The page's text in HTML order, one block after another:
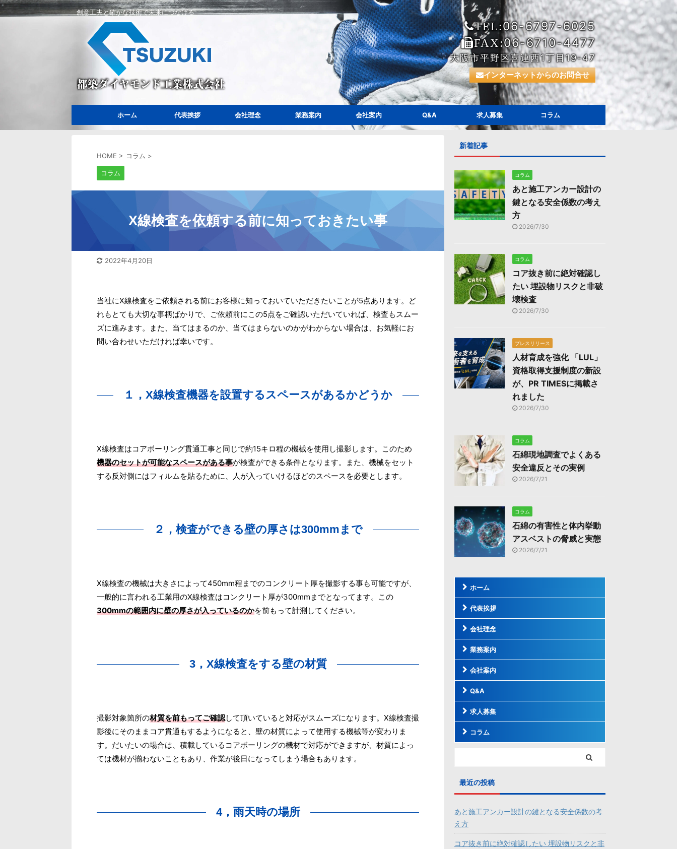
創意工夫と確かな技術で未来につなげる
TEL:06-6797-6025
FAX:06-6710-4477
大阪市平野区喜連西1丁目19-47
インターネットからのお問合せ
ホーム 代表挨拶 会社理念 業務案内 会社案内 Q&A 求人募集 コラム
HOME > コラム >
コラム
X線検査を依頼する前に知っておきたい事
2022年4月20日
当社にX線検査をご依頼される前にお客様に知っておいていただきたいことが5点あります。ど
れもとても大切な事柄ばかりで、ご依頼前にこの5点をご確認いただいていれば、検査もスムー
ズに進みます。また、当てはまるのか、当てはまらないのかがわからない場合は、お気軽にお
問い合わせいただければ幸いです。
１，X線検査機器を設置するスペースがあるかどうか
X線検査はコアボーリング貫通工事と同じで約15キロ程の機械を使用し撮影します。このため
機器のセットが可能なスペースがある事が検査ができる条件となります。また、機械をセット
する反対側にはフィルムを貼るために、人が入っていけるほどのスペースを必要とします。
２，検査ができる壁の厚さは300mmまで
X線検査の機械は大きさによって450mm程までのコンクリート厚を撮影する事も可能ですが、
一般的に言われる工業用のX線検査はコンクリート厚が300mmまでとなってます。この
300mmの範囲内に壁の厚さが入っているのかを前もって計測してください。
3，X線検査をする壁の材質
撮影対象箇所の材質を前もってご確認して頂いていると対応がスムーズになります。X線検査撮
影後にそのままコア貫通もするようになると、壁の材質によって使用する機械等が変わりま
す。だいたいの場合は、積載しているコアボーリングの機材で対応ができますが、材質によっ
ては機材が揃わないこともあり、作業が後日になってしまう場合もあります。
4，雨天時の場所
新着記事
コラム
あと施工アンカー設計の
鍵となる安全係数の考え
方
2026/7/30
コラム
コア抜き前に絶対確認し
たい 埋設物リスクと非破
壊検査
2026/7/30
プレスリリース
人材育成を強化 「LUL」
資格取得支援制度の新設
が、PR TIMESに掲載さ
れました
2026/7/30
コラム
石綿現地調査でよくある
安全違反とその実例
2026/7/21
コラム
石綿の有害性と体内挙動
アスベストの脅威と実態
2026/7/21
ホーム
代表挨拶
会社理念
業務案内
会社案内
Q&A
求人募集
コラム
最近の投稿
あと施工アンカー設計の鍵となる安全係数の考
え方
コア抜き前に絶対確認したい 埋設物リスクと非